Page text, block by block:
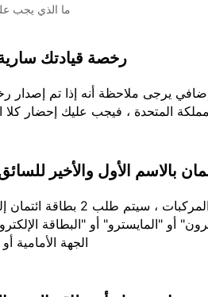
ما الذي يجب
رخصة قيادتك
يرجى ملاحظة أنه إذا تم إصدار
بالاسم الأول والأخير
في حالة الدفع المسبق ، يجب أن يكون الرصيد المستخدم باسم
أو "المايسترو" أو "البطاقة
الجهة الأمامية